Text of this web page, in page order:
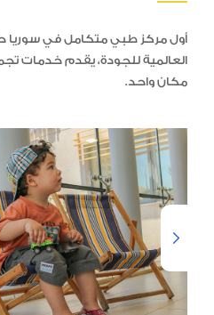
أول مركز طبي متكامل في سوريا
العالمية للجودة، يقدم خدمات
مكان واحد.